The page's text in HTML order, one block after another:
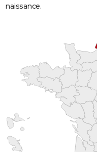
naissance.